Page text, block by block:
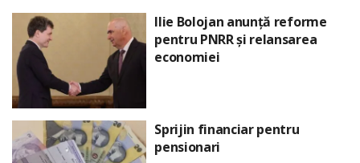
Ilie Bolojan anunță reforme
pentru PNRR și relansarea
economiei
Sprijin financiar pentru
pensionari